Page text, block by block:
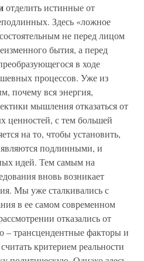
отделить истинные от
Здесь «ложное
не перед лицом
бытия, а перед
в ходе
процессов. Уже из
почему вся энергия,
мышления отказаться от
ценностей, с тем большей
на то, чтобы установить,
подлинными, и
идей. Тем самым на
вновь возникает
Мы уже сталкивались с
в ее самом современном
отказались от
– трансцендентные факторы и
критерием реальности